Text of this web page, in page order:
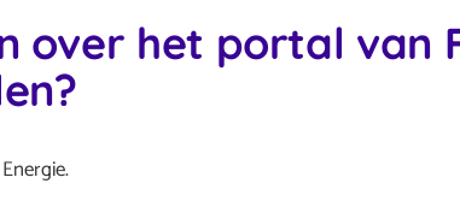
over het portal van